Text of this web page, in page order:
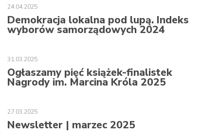
24.04.2025
Demokracja lokalna pod lupą. Indeks
wyborów samorządowych 2024
31.03.2025
Ogłaszamy pięć książek-finalistek
Nagrody im. Marcina Króla 2025
27.03.2025
Newsletter | marzec 2025